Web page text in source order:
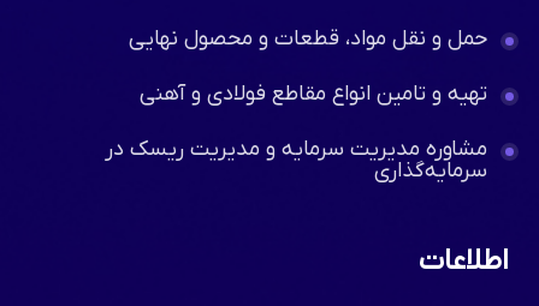
حمل و نقل مواد، قطعات و محصول نهایی
تهیه و تامین انواع مقاطع فولادی و آهنی
مشاوره مدیریت سرمایه و مدیریت ریسک در
سرمایه‌گذاری
اطلاعات